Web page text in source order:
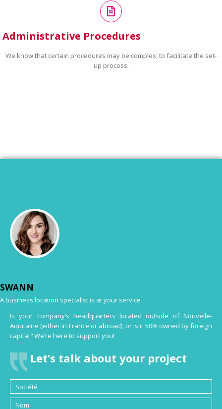
Administrative Procedures
We know that certain procedures may be complex, to facilitate the set-
up process.
SWANN
A business location specialist is at your service
Is your company’s headquarters located outside of Nouvelle-
Aquitaine (either in France or abroad), or is it 50% owned by foreign
capital? We’re here to support you!
Let’s talk about your project